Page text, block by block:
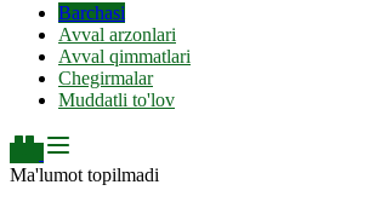
Barchasi
Avval arzonlari
Avval qimmatlari
Chegirmalar
Muddatli to'lov
Ma'lumot topilmadi